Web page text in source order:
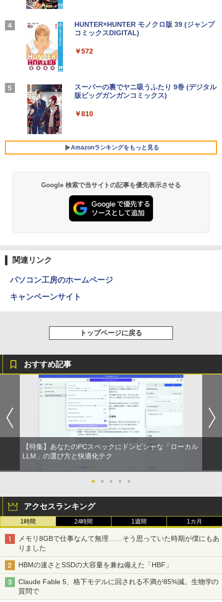
転生したら第七王子だったので、気まま
石沢庸介 ]
ん1000 英語つき [ 小学館 ]
【2026年アップグレード版】AOKIMI ワイヤ
レスイヤホン bluetooth イヤホン V12 小型
るーとゅーす コードレス ENCノイズキャン
￥1,964
￥3,480
On My Road (Stadium ver.)
BUGS LIFE
by Amazon 炭酸水 ラベルレス 500ml ×24本
art Basic)
コカ・コーラ やかんの麦茶 from 爽健美茶 ラ
HUNTER×HUNTER モノクロ版 39 (ジャンプ
コミックスDIGITAL)
￥572
スーパーの裏でヤニ吸うふたり 9巻 (デジタル
版ビッグガンガンコミックス)
￥810
Amazonランキングをもっと見る
Google 検索で当サイトの記事を優先表示させる
関連リンク
パソコン工房のホームページ
キャンペーンサイト
トップページに戻る
おすすめ記事
【特集】あなたのPCスペックにドンピシャな「ローカル
LLM」の選び方と快適化テク
● ● ● ● ●
アクセスランキング
1時間 24時間 1週間 1カ月
メモリ8GBで仕事なんて無理……そう思っていた時期が僕にもあ
りました
HBMの速さとSSDの大容量を兼ね備えた「HBF」
Claude Fable 5、格下モデルに回される不満が85%減。生物学の
質問で